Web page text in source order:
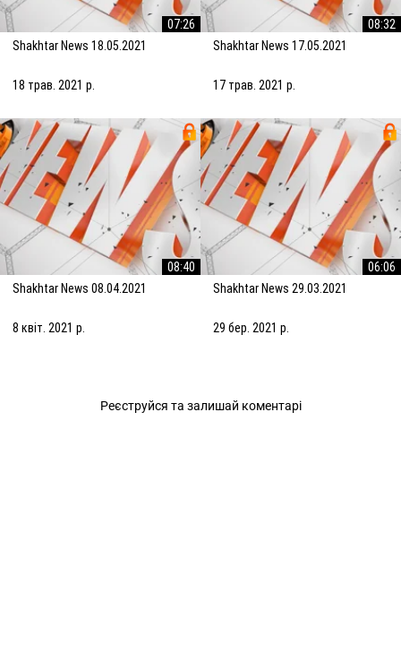
07:26
Shakhtar News 18.05.2021
18 трав. 2021 р.
08:32
Shakhtar News 17.05.2021
17 трав. 2021 р.
08:40
Shakhtar News 08.04.2021
8 квіт. 2021 р.
06:06
Shakhtar News 29.03.2021
29 бер. 2021 р.